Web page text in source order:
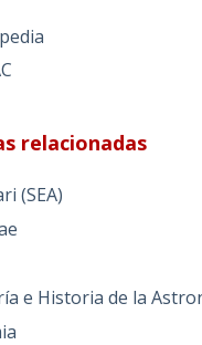
relacionadas
(SEA)
e Historia de la